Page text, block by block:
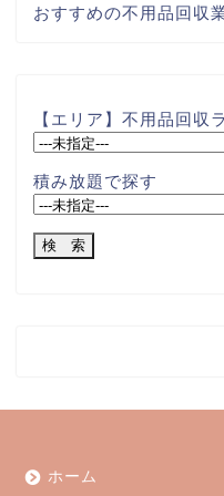
おすすめの不用品回収
【エリア】不用品回収
積み放題で探す
ホーム